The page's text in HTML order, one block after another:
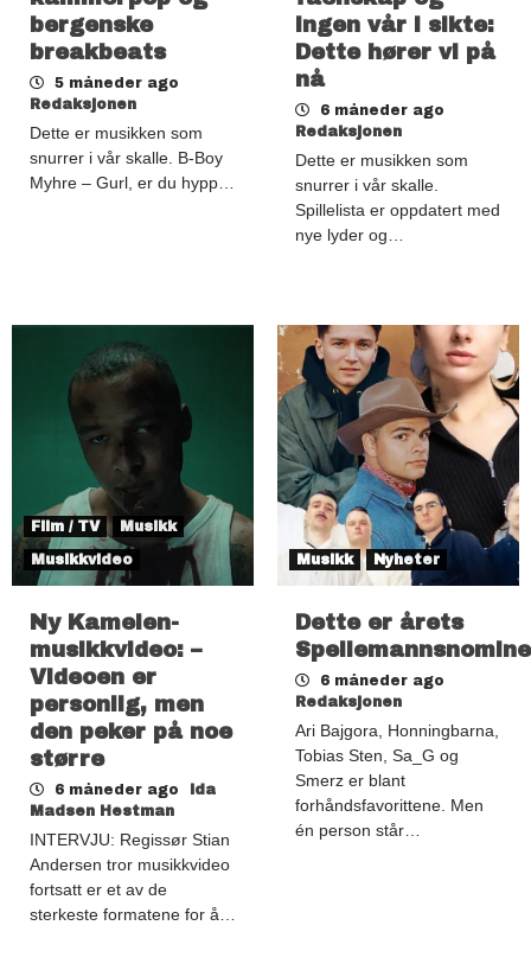
bergenske
breakbeats
5 måneder ago
Redaksjonen
Dette er musikken som
snurrer i vår skalle. B-Boy
Myhre – Gurl, er du hypp…
ingen vår i sikte:
Dette hører vi på
nå
6 måneder ago
Redaksjonen
Dette er musikken som
snurrer i vår skalle.
Spillelista er oppdatert med
nye lyder og…
Film / TV
Musikk
Musikkvideo
Ny Kamelen-
musikkvideo: –
Videoen er
personlig, men
den peker på noe
større
6 måneder ago
Ida
Madsen Hestman
INTERVJU: Regissør Stian
Andersen tror musikkvideo
fortsatt er et av de
sterkeste formatene for å…
Musikk Nyheter
Dette er årets
6 måneder ago
Redaksjonen
Ari Bajgora, Honningbarna,
Tobias Sten, Sa_G og
Smerz er blant
forhåndsfavorittene. Men
én person står…